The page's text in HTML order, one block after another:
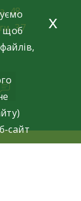
48
37
щоб
сайт
x